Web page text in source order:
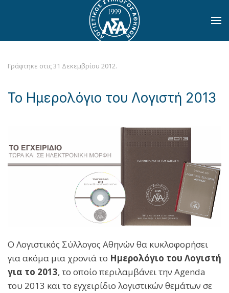
Skip to main content
Γράφτηκε στις31 Δεκεμβρίου 2012.
To Ημερολόγιο του Λογιστή 2013
Ο Λογιστικός Σύλλογος Αθηνών θα κυκλοφορήσει
για ακόμα μια χρονιά το Ημερολόγιο του Λογιστή
για το 2013, το οποίο περιλαμβάνει την Agenda
του 2013 και το εγχειρίδιο λογιστικών θεμάτων σε